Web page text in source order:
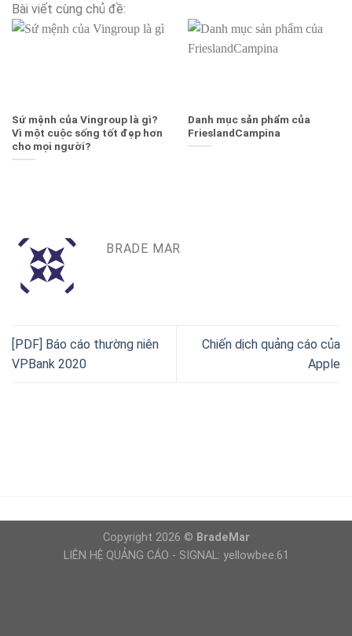
Bài viết cùng chủ đề:
Sứ mệnh của Vingroup là gì?
Vì một cuộc sống tốt đẹp hơn
cho mọi người?
Danh mục sản phẩm của
FrieslandCampina
BRADE MAR
[PDF] Báo cáo thường niên
VPBank 2020
Chiến dịch quảng cáo của
Apple
Copyright 2026 © BradeMar
LIÊN HỆ QUẢNG CÁO - SIGNAL: yellowbee.61